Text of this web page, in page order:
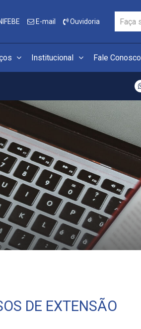
E-mail Ouvidoria
Institucional Fale Conosco
DE EXTENSÃO